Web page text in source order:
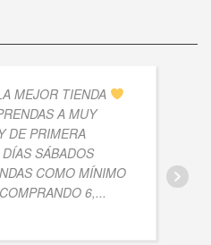
MEJOR TIENDA
A MUY
DE PRIMERA
SÁBADOS
COMO MÍNIMO
6,...